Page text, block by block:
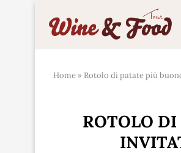
Home » Rotolo di patate più
ROTOLO DI